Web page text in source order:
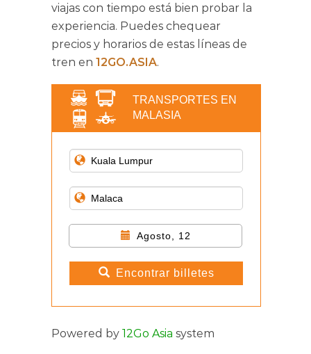
viajas con tiempo está bien probar la
experiencia. Puedes chequear
precios y horarios de estas líneas de
tren en 12GO.ASIA.
TRANSPORTES EN
MALASIA
Agosto, 12
Encontrar billetes
Powered by 12Go Asia system